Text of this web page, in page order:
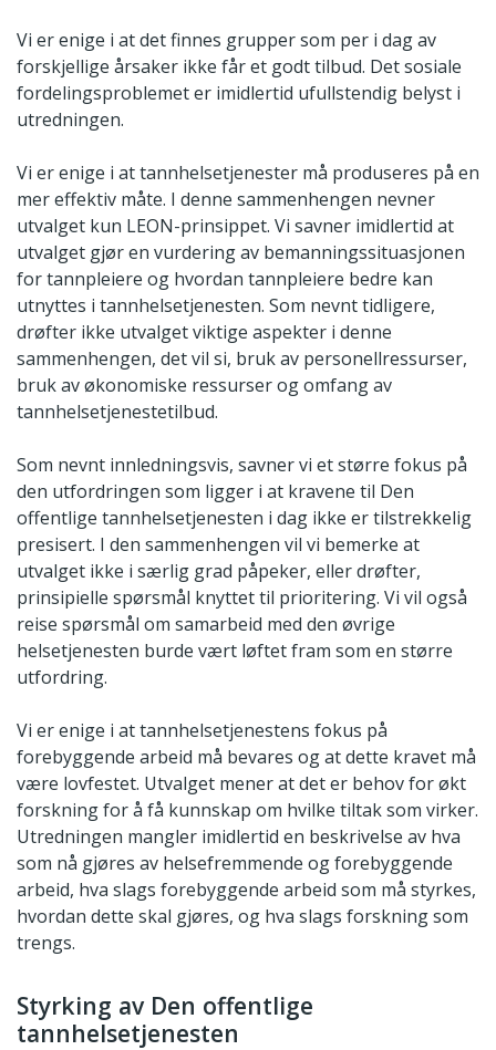
Vi er enige i at det finnes grupper som per i dag av
forskjellige årsaker ikke får et godt tilbud. Det sosiale
fordelingsproblemet er imidlertid ufullstendig belyst i
utredningen.
Vi er enige i at tannhelsetjenester må produseres på en
mer effektiv måte. I denne sammenhengen nevner
utvalget kun LEON-prinsippet. Vi savner imidlertid at
utvalget gjør en vurdering av bemanningssituasjonen
for tannpleiere og hvordan tannpleiere bedre kan
utnyttes i tannhelsetjenesten. Som nevnt tidligere,
drøfter ikke utvalget viktige aspekter i denne
sammenhengen, det vil si, bruk av personellressurser,
bruk av økonomiske ressurser og omfang av
tannhelsetjenestetilbud.
Som nevnt innledningsvis, savner vi et større fokus på
den utfordringen som ligger i at kravene til Den
offentlige tannhelsetjenesten i dag ikke er tilstrekkelig
presisert. I den sammenhengen vil vi bemerke at
utvalget ikke i særlig grad påpeker, eller drøfter,
prinsipielle spørsmål knyttet til prioritering. Vi vil også
reise spørsmål om samarbeid med den øvrige
helsetjenesten burde vært løftet fram som en større
utfordring.
Vi er enige i at tannhelsetjenestens fokus på
forebyggende arbeid må bevares og at dette kravet må
være lovfestet. Utvalget mener at det er behov for økt
forskning for å få kunnskap om hvilke tiltak som virker.
Utredningen mangler imidlertid en beskrivelse av hva
som nå gjøres av helsefremmende og forebyggende
arbeid, hva slags forebyggende arbeid som må styrkes,
hvordan dette skal gjøres, og hva slags forskning som
trengs.
Styrking av Den offentlige
tannhelsetjenesten